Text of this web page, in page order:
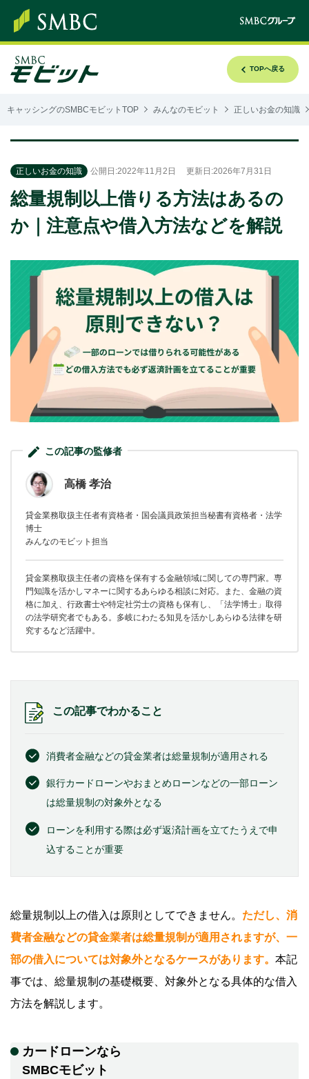
TOPへ戻る
キャッシングのSMBCモビットTOP みんなのモビット 正しいお金の知識
正しいお金の知識 公開日:2022年11月2日 更新日:2026年7月31日
総量規制以上借りる方法はあるの
か｜注意点や借入方法などを解説
この記事の監修者
高橋 孝治
貸金業務取扱主任者有資格者・国会議員政策担当秘書有資格者・法学
博士
みんなのモビット担当
貸金業務取扱主任者の資格を保有する金融領域に関しての専門家。専
門知識を活かしマネーに関するあらゆる相談に対応。また、金融の資
格に加え、行政書士や特定社労士の資格も保有し、「法学博士」取得
の法学研究者でもある。多岐にわたる知見を活かしあらゆる法律を研
究するなど活躍中。
この記事でわかること
消費者金融などの貸金業者は総量規制が適用される
銀行カードローンやおまとめローンなどの一部ローン
は総量規制の対象外となる
ローンを利用する際は必ず返済計画を立てたうえで申
込することが重要
総量規制以上の借入は原則としてできません。 ただし、消
費者金融などの貸金業者は総量規制が適用されますが、一
部の借入については対象外となるケースがあります。 本記
事では、総量規制の基礎概要、対象外となる具体的な借入
方法を解説します。
カードローンなら
SMBCモビット